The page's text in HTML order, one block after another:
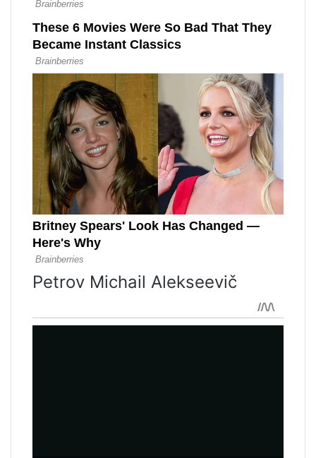
Petrov Michail Alekseevič